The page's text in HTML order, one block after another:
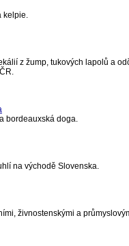
kelpie.
z žump, tukových lapolů a
bordeauxská doga.
na východě Slovenska.
živnostenskými a